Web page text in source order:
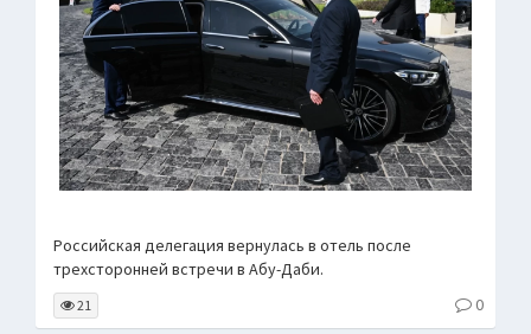
Российская делегация вернулась в отель после
трехсторонней встречи в Абу-Даби.
21 0